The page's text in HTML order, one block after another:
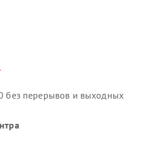
без перерывов и выходных